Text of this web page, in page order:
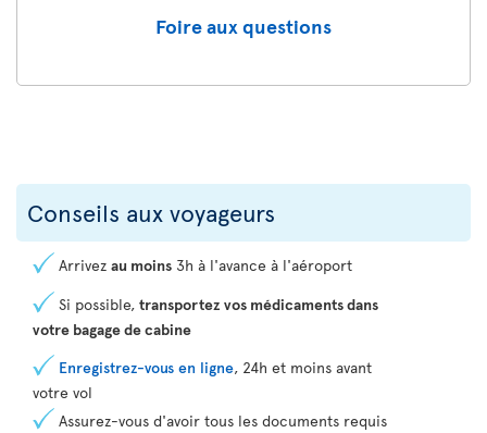
Foire aux questions
Conseils aux voyageurs
Arrivez au moins 3h à l'avance à l'aéroport
Si possible, transportez vos médicaments dans
votre bagage de cabine
Enregistrez-vous en ligne, 24h et moins avant
votre vol
Assurez-vous d'avoir tous les documents requis